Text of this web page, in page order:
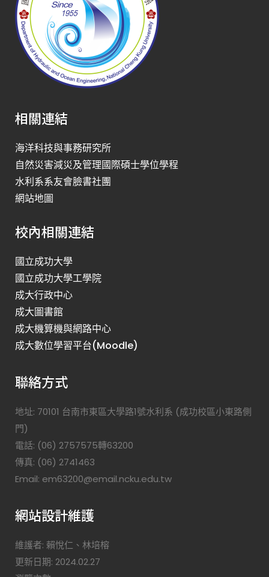
相關連結
海洋科技與事務研究所
自然災害減災及管理國際碩士學位學程
水利系系友會臉書社團
網站地圖
校內相關連結
國立成功大學
國立成功大學工學院
成大行政中心
成大圖書館
成大機算機與網路中心
成大數位學習平台(Moodle)
聯絡方式
地址: 70101 台南市東區大學路1號水利系 (成功校區小東路側
門)
電話: (06) 2757575轉63200
傳真: (06) 2741463
Email: em63200@email.ncku.edu.tw
網站設計維護
維護者: 賴悅仁、林培榕
更新日期: 2024.02.27